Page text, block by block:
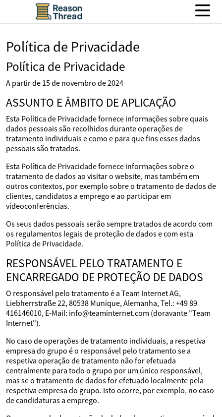
Política de Privacidade
Política de Privacidade
A partir de 15 de novembro de 2024
ASSUNTO E ÂMBITO DE APLICAÇÃO
Esta Política de Privacidade fornece informações sobre quais
dados pessoais são recolhidos durante operações de
tratamento individuais e como e para que fins esses dados
pessoais são tratados.
Esta Política de Privacidade fornece informações sobre o
tratamento de dados ao visitar o website, mas também em
outros contextos, por exemplo sobre o tratamento de dados de
clientes, candidatos a emprego e ao participar em
videoconferências.
Os seus dados pessoais serão sempre tratados de acordo com
os regulamentos legais de proteção de dados e com esta
Política de Privacidade.
RESPONSÁVEL PELO TRATAMENTO E
ENCARREGADO DE PROTEÇÃO DE DADOS
O responsável pelo tratamento é a Team Internet AG,
Liebherrstraße 22, 80538 Munique, Alemanha, Tel.: +49 89
416146010, E-Mail: info@teaminternet.com (doravante "Team
Internet").
No caso de operações de tratamento individuais, a respetiva
empresa do grupo é o responsável pelo tratamento se a
respetiva operação de tratamento não for efetuada
centralmente para todo o grupo por um único responsável,
mas se o tratamento de dados for efetuado localmente pela
respetiva empresa do grupo. Isto ocorre, por exemplo, no caso
de candidaturas a emprego.